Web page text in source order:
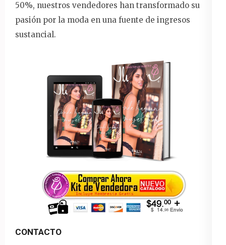
50%, nuestros vendedores han transformado su
pasión por la moda en una fuente de ingresos
sustancial.
CONTACTO